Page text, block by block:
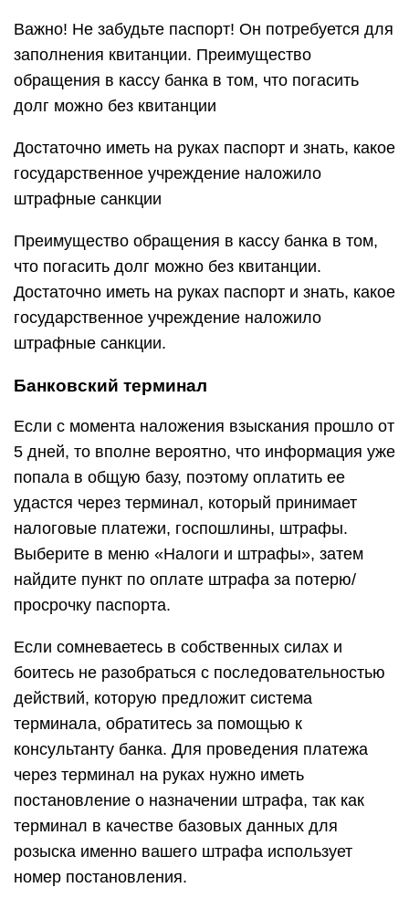
Важно! Не забудьте паспорт! Он потребуется для
заполнения квитанции. Преимущество
обращения в кассу банка в том, что погасить
долг можно без квитанции
Достаточно иметь на руках паспорт и знать, какое
государственное учреждение наложило
штрафные санкции
Преимущество обращения в кассу банка в том,
что погасить долг можно без квитанции.
Достаточно иметь на руках паспорт и знать, какое
государственное учреждение наложило
штрафные санкции.
Банковский терминал
Если с момента наложения взыскания прошло от
5 дней, то вполне вероятно, что информация уже
попала в общую базу, поэтому оплатить ее
удастся через терминал, который принимает
налоговые платежи, госпошлины, штрафы.
Выберите в меню «Налоги и штрафы», затем
найдите пункт по оплате штрафа за потерю/
просрочку паспорта.
Если сомневаетесь в собственных силах и
боитесь не разобраться с последовательностью
действий, которую предложит система
терминала, обратитесь за помощью к
консультанту банка. Для проведения платежа
через терминал на руках нужно иметь
постановление о назначении штрафа, так как
терминал в качестве базовых данных для
розыска именно вашего штрафа использует
номер постановления.